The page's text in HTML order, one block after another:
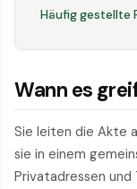
Häufig gestellte
Wann es
Sie leiten die Akte
sie in einem
Privatadressen